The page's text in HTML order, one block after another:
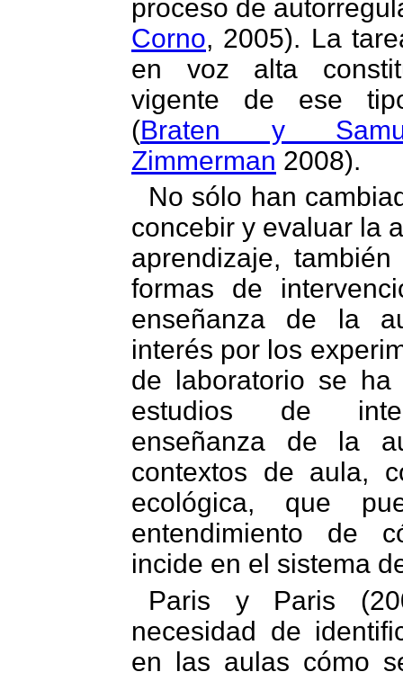
proceso de
Corno, 2005). La
en voz alta
vigente de ese
(Braten y
Zimmerman 2008).
No sólo han
concebir y evaluar la
aprendizaje,
formas de
enseñanza de la
interés por los
de laboratorio se
estudios de
enseñanza de la
contextos de aula,
ecológica, que
entendimiento de
incide en el sistema
Paris y Paris
necesidad de
en las aulas cómo